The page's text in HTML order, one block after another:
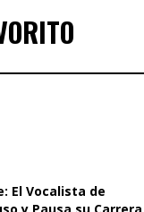
El Vocalista de